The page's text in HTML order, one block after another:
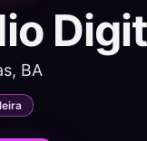
BA